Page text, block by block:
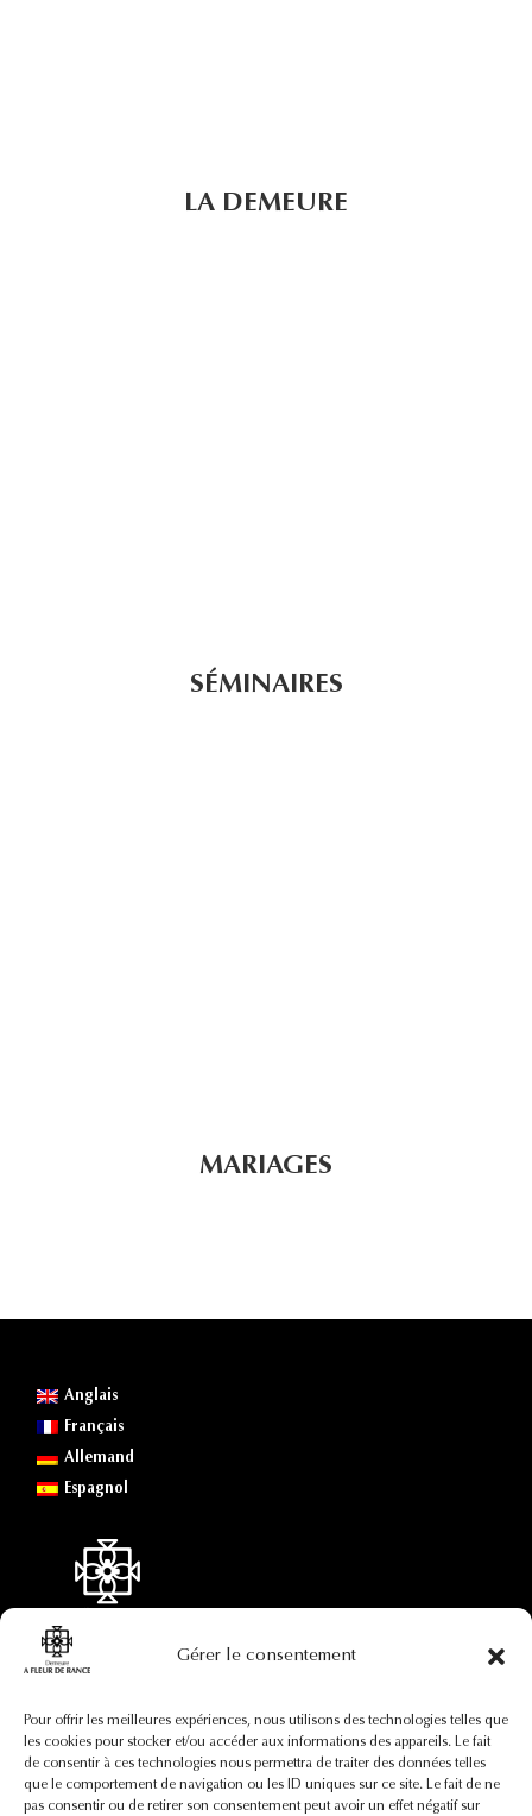
Gérer le consentement
Pour offrir les meilleures expériences, nous utilisons des technologies telles que
les cookies pour stocker et/ou accéder aux informations des appareils. Le fait
de consentir à ces technologies nous permettra de traiter des données telles
que le comportement de navigation ou les ID uniques sur ce site. Le fait de ne
pas consentir ou de retirer son consentement peut avoir un effet négatif sur
LA DEMEURE
SÉMINAIRES
MARIAGES
Anglais
Français
Allemand
Espagnol
Coordonnées
+33(0)7 88 73 92 82
contact@afleurderance.fr